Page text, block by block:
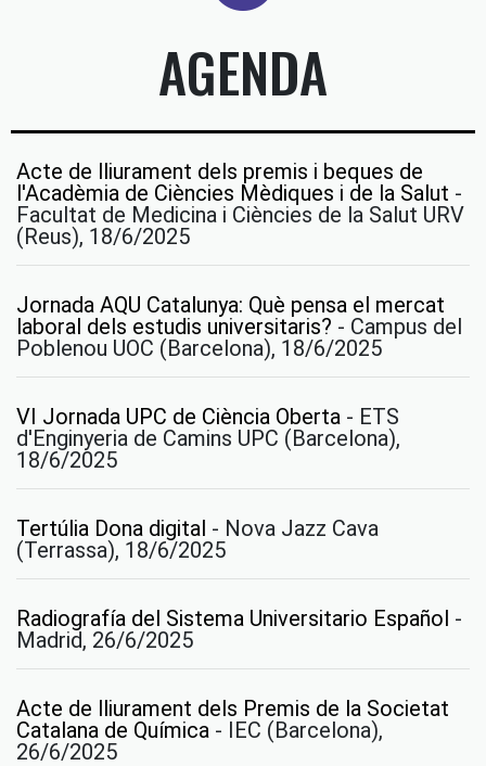
AGENDA
Acte de lliurament dels premis i beques de
l'Acadèmia de Ciències Mèdiques i de la Salut -
Facultat de Medicina i Ciències de la Salut URV
(Reus), 18/6/2025
Jornada AQU Catalunya: Què pensa el mercat
laboral dels estudis universitaris? - Campus del
Poblenou UOC (Barcelona), 18/6/2025
VI Jornada UPC de Ciència Oberta - ETS
d'Enginyeria de Camins UPC (Barcelona),
18/6/2025
Tertúlia Dona digital - Nova Jazz Cava
(Terrassa), 18/6/2025
Radiografía del Sistema Universitario Español -
Madrid, 26/6/2025
Acte de lliurament dels Premis de la Societat
Catalana de Química - IEC (Barcelona),
26/6/2025